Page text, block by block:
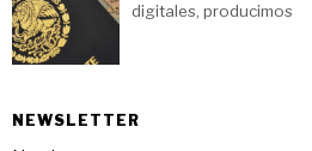
digitales, producimos
NEWSLETTER